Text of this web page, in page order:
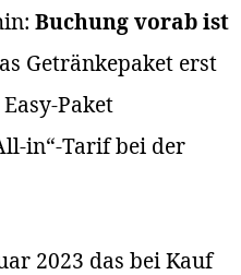
Buchung vorab ist
Getränkepaket erst
Paket
in“-Tarif bei der
2023 das bei Kauf